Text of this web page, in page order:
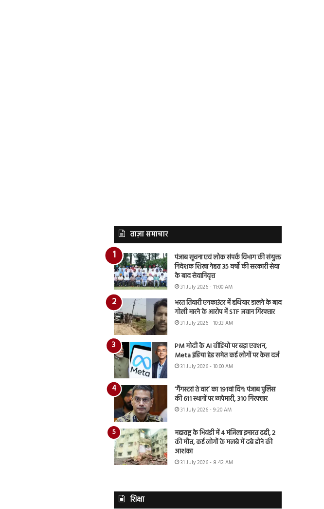
ताज़ा समाचार
पंजाब सूचना एवं लोक संपर्क विभाग की संयुक्त
निदेशक शिखा नेहरा 35 वर्षों की सरकारी सेवा
के बाद सेवानिवृत्त
31 July 2026 - 11:00 AM
भरत तिवारी एनकाउंटर में हथियार डालने के बाद
गोली मारने के आरोप में STF जवान गिरफ्तार
31 July 2026 - 10:33 AM
PM मोदी के AI वीडियो पर बड़ा एक्शन,
Meta इंडिया हेड समेत कई लोगों पर केस दर्ज
31 July 2026 - 10:00 AM
‘गैंगस्टरां ते वार’ का 191वां दिन: पंजाब पुलिस
की 611 स्थानों पर छापेमारी, 310 गिरफ्तार
31 July 2026 - 9:20 AM
महाराष्ट्र के भिवंडी में 4 मंजिला इमारत ढही, 2
की मौत, कई लोगों के मलबे में दबे होने की
आशंका
31 July 2026 - 8:42 AM
शिक्षा